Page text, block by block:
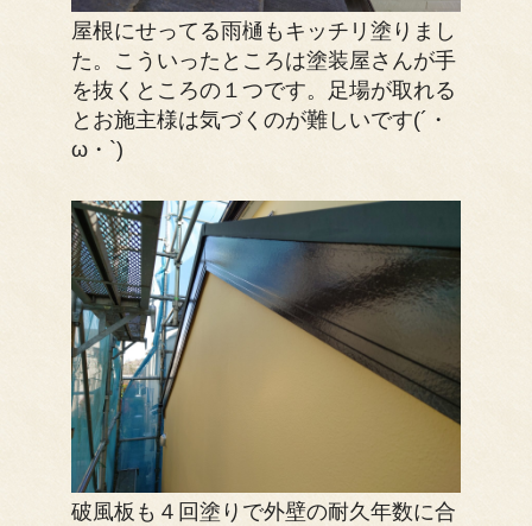
屋根にせってる雨樋もキッチリ塗りまし
た。こういったところは塗装屋さんが手
を抜くところの１つです。足場が取れる
とお施主様は気づくのが難しいです(´・
ω・`)
破風板も４回塗りで外壁の耐久年数に合